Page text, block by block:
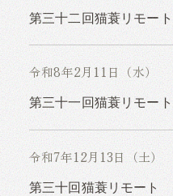
第三十二回猫蓑リモート
令和8年2月11日（水）
第三十一回猫蓑リモート
令和7年12月13日（土）
第三十回猫蓑リモート